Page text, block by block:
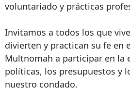
voluntariado y prácticas
Invitamos a todos los que
divierten y practican su fe en
Multnomah a participar en la
políticas, los presupuestos y
nuestro condado.